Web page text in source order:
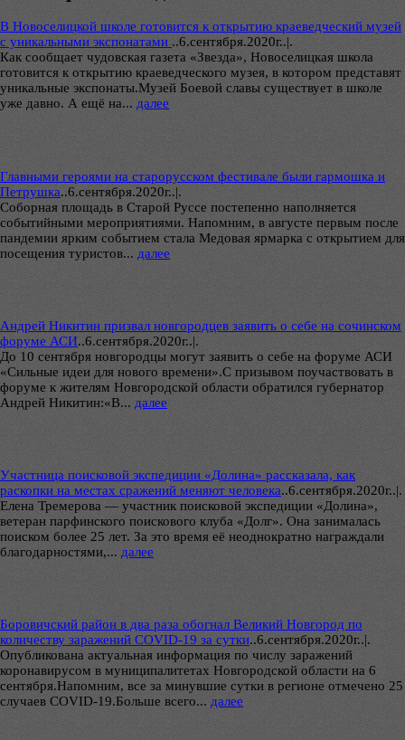
В Новоселицкой школе готовится к открытию краеведческий музей
с уникальными экспонатами ..6.сентября.2020г..|.
Как сообщает чудовская газета «Звезда», Новоселицкая школа
готовится к открытию краеведческого музея, в котором представят
уникальные экспонаты.Музей Боевой славы существует в школе
уже давно. А ещё на... далее
Главными героями на старорусском фестивале были гармошка и
Петрушка..6.сентября.2020г..|.
Соборная площадь в Старой Руссе постепенно наполняется
событийными мероприятиями. Напомним, в августе первым после
пандемии ярким событием стала Медовая ярмарка с открытием для
посещения туристов... далее
Андрей Никитин призвал новгородцев заявить о себе на сочинском
форуме АСИ..6.сентября.2020г..|.
До 10 сентября новгородцы могут заявить о себе на форуме АСИ
«Сильные идеи для нового времени».С призывом поучаствовать в
форуме к жителям Новгородской области обратился губернатор
Андрей Никитин:«В... далее
Участница поисковой экспедиции «Долина» рассказала, как
раскопки на местах сражений меняют человека..6.сентября.2020г..|.
Елена Тремерова — участник поисковой экспедиции «Долина»,
ветеран парфинского поискового клуба «Долг». Она занималась
поиском более 25 лет. За это время её неоднократно награждали
благодарностями,... далее
Боровичский район в два раза обогнал Великий Новгород по
количеству заражений COVID-19 за сутки..6.сентября.2020г..|.
Опубликована актуальная информация по числу заражений
коронавирусом в муниципалитетах Новгородской области на 6
сентября.Напомним, все за минувшие сутки в регионе отмечено 25
случаев COVID-19.Больше всего... далее